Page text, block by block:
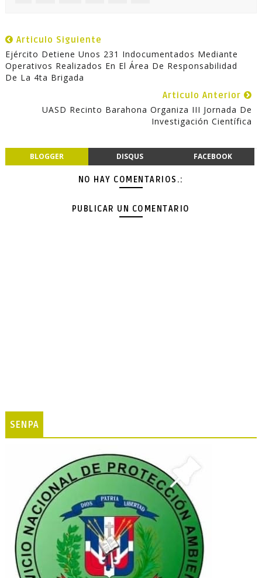
Articulo Siguiente
Ejército Detiene Unos 231 Indocumentados Mediante
Operativos Realizados En El Área De Responsabilidad
De La 4ta Brigada
Articulo Anterior
UASD Recinto Barahona Organiza III Jornada De
Investigación Científica
BLOGGER DISQUS FACEBOOK
NO HAY COMENTARIOS.:
PUBLICAR UN COMENTARIO
SENPA